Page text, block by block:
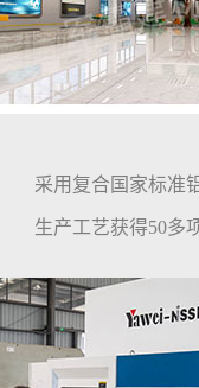
采用复合国家标准
生产工艺获得50多